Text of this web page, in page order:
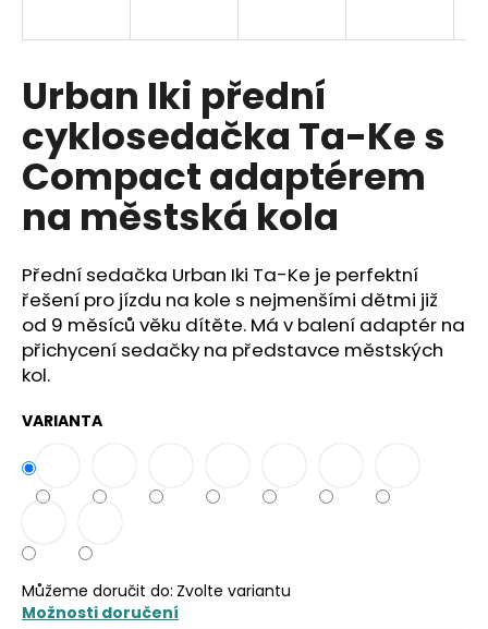
Urban Iki přední
cyklosedačka Ta-Ke s
Compact adaptérem
na městská kola
Přední sedačka Urban Iki Ta-Ke je perfektní
řešení pro jízdu na kole s nejmenšími dětmi již
od 9 měsíců věku dítěte. Má v balení adaptér na
přichycení sedačky na představce městských
kol.
VARIANTA
Můžeme doručit do: Zvolte variantu
Možnosti doručení
í
t
?
D
o
o
u
u
j
e
m
e